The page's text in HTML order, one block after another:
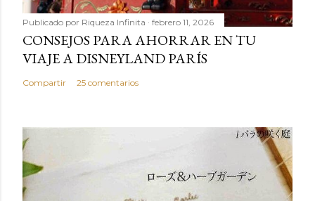
Publicado por Riqueza Infinita febrero 11, 2026
CONSEJOS PARA AHORRAR EN TU
VIAJE A DISNEYLAND PARÍS
Compartir 25 comentarios